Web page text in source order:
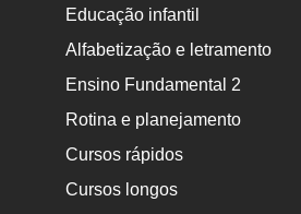
Educação infantil
Alfabetização e letramento
Ensino Fundamental 2
Rotina e planejamento
Cursos rápidos
Cursos longos